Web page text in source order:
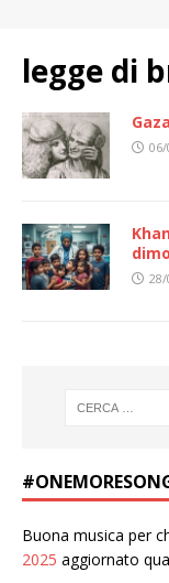
legge di
06/
28/
Buona musica per
2025 aggiornato